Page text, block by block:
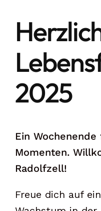
2025
Ein
Momenten.
Radolfzell!
Freue dich auf